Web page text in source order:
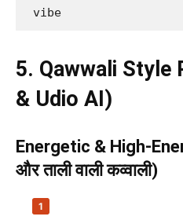
vibe
5. Qawwali Style
& Udio AI)
Energetic & High-
और ताली वाली कव्वाली)